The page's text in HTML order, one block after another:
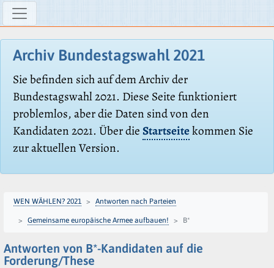
Archiv Bundestagswahl 2021
Sie befinden sich auf dem Archiv der
Bundestagswahl 2021. Diese Seite funktioniert
problemlos, aber die Daten sind von den
Kandidaten 2021. Über dieStartseitekommen Sie
zur aktuellen Version.
WEN WÄHLEN? 2021 Antworten nach Parteien
Gemeinsame europäische Armee aufbauen! B*
Antworten von B*-Kandidaten auf die
Forderung/These